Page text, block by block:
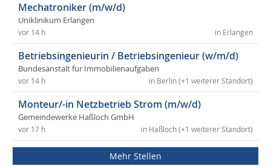
Mechatroniker (m/w/d)
Uniklinikum Erlangen
in Erlangen
vor 14 h
Betriebsingenieurin / Betriebsingenieur (w/m/d)
Bundesanstalt für Immobilienaufgaben
in Berlin (+1 weiterer Standort)
vor 14 h
Monteur/-in Netzbetrieb Strom (m/w/d)
Gemeindewerke Haßloch GmbH
in Haßloch (+1 weiterer Standort)
vor 17 h
Mehr Stellen